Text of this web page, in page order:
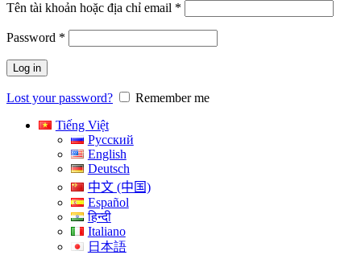
Tên tài khoản hoặc địa chỉ email *
buộc
Password *
buộc
Log in
Lost your password?
Remember me
Tiếng Việt
Русский
English
Deutsch
中文 (中国)
Español
हिन्दी
Italiano
日本語